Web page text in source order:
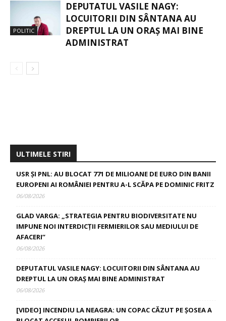
POLITIC
DEPUTATUL VASILE NAGY:
LOCUITORII DIN SÂNTANA AU
DREPTUL LA UN ORAȘ MAI BINE
ADMINISTRAT
ULTIMELE STIRI
USR ȘI PNL: AU BLOCAT 771 DE MILIOANE DE EURO DIN BANII
EUROPENI AI ROMÂNIEI PENTRU A-L SCĂPA PE DOMINIC FRITZ
06/08/2026
GLAD VARGA: „STRATEGIA PENTRU BIODIVERSITATE NU
IMPUNE NOI INTERDICȚII FERMIERILOR SAU MEDIULUI DE
AFACERI”
06/08/2026
DEPUTATUL VASILE NAGY: LOCUITORII DIN SÂNTANA AU
DREPTUL LA UN ORAȘ MAI BINE ADMINISTRAT
06/08/2026
[VIDEO] INCENDIU LA NEAGRA: UN COPAC CĂZUT PE ȘOSEA A